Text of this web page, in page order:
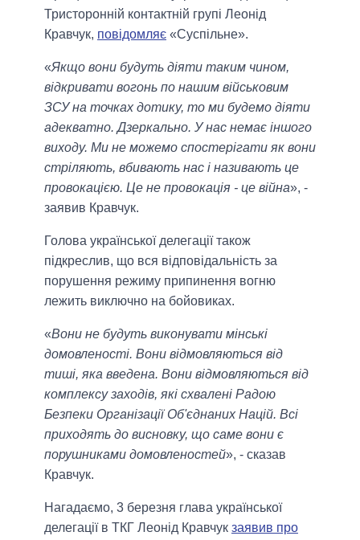
Тристоронній контактній групі Леонід
Кравчук, повідомляє «Суспільне».
«Якщо вони будуть діяти таким чином,
відкривати вогонь по нашим військовим
ЗСУ на точках дотику, то ми будемо діяти
адекватно. Дзеркально. У нас немає іншого
виходу. Ми не можемо спостерігати як вони
стріляють, вбивають нас і називають це
провокацією. Це не провокація - це війна», -
заявив Кравчук.
Голова української делегації також
підкреслив, що вся відповідальність за
порушення режиму припинення вогню
лежить виключно на бойовиках.
«Вони не будуть виконувати мінські
домовленості. Вони відмовляються від
тиші, яка введена. Вони відмовляються від
комплексу заходів, які схвалені Радою
Безпеки Організації Об'єднаних Націй. Всі
приходять до висновку, що саме вони є
порушниками домовленостей», - сказав
Кравчук.
Нагадаємо, 3 березня глава української
делегації в ТКГ Леонід Кравчук заявив про